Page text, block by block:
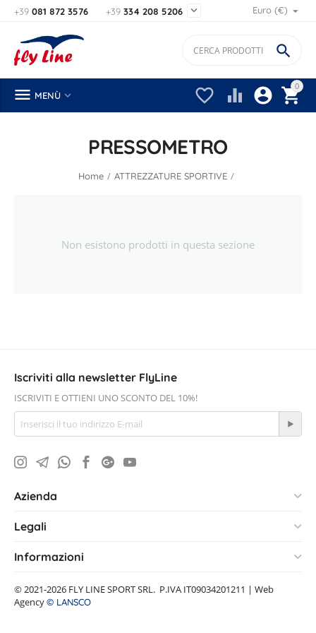
Euro (€)
+39 334 208 5206
+39 081 872 3576 
0


 

 MENÙ 
PRESSOMETRO
Home / ATTREZZATURE SPORTIVE /
Non esistono prodotti in questa sezione
Iscriviti alla newsletter FlyLine
ISCRIVITI E OTTIENI UNO SCONTO DEL 10%!
Azienda
Legali
Informazioni
© 2021-2026 FLY LINE SPORT SRL. P.IVA IT09034201211 | Web
Agency© LANSCO